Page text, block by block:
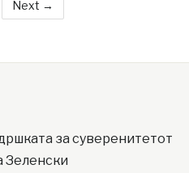
Next →
за суверенитетот
Зеленски